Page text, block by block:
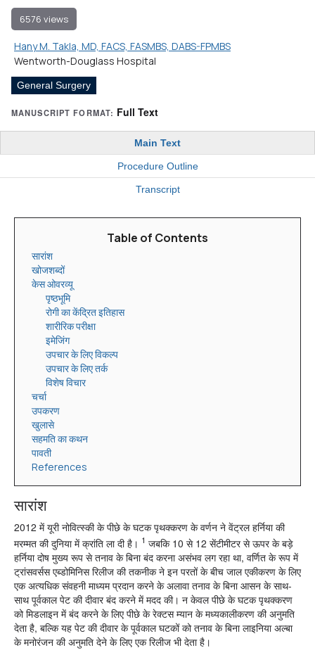
6576 views
Hany M. Takla, MD, FACS, FASMBS, DABS-FPMBS
Wentworth-Douglass Hospital
General Surgery
MANUSCRIPT FORMAT: Full Text
Main Text
Procedure Outline
Transcript
Table of Contents
सारांश
खोजशब्दों
केस ओवरव्यू
पृष्ठभूमि
रोगी का केंद्रित इतिहास
शारीरिक परीक्षा
इमेजिंग
उपचार के लिए विकल्प
उपचार के लिए तर्क
विशेष विचार
चर्चा
उपकरण
खुलासे
सहमति का कथन
पावती
References
सारांश
2012 में यूरी नोवित्स्की के पीछे के घटक पृथक्करण के वर्णन ने वेंट्रल हर्निया की
मरम्मत की दुनिया में क्रांति ला दी है। 1 जबकि 10 से 12 सेंटीमीटर से ऊपर के बड़े
हर्निया दोष मुख्य रूप से तनाव के बिना बंद करना असंभव लग रहा था, वर्णित के रूप में
ट्रांसवर्सस एब्डोमिनिस रिलीज की तकनीक ने इन परतों के बीच जाल एकीकरण के लिए
एक अत्यधिक संवहनी माध्यम प्रदान करने के अलावा तनाव के बिना आसन के साथ-
साथ पूर्वकाल पेट की दीवार बंद करने में मदद की। न केवल पीछे के घटक पृथक्करण
को मिडलाइन में बंद करने के लिए पीछे के रेक्टस म्यान के मध्यकालीकरण की अनुमति
देता है, बल्कि यह पेट की दीवार के पूर्वकाल घटकों को तनाव के बिना लाइनिया अल्बा
के मनोरंजन की अनुमति देने के लिए एक रिलीज भी देता है।